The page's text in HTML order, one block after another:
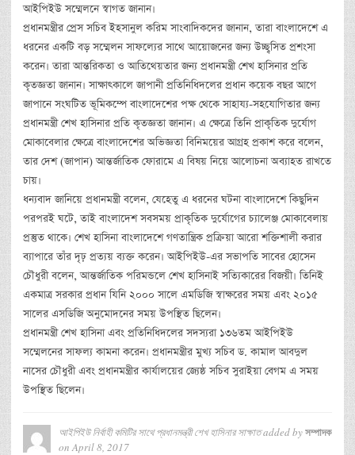
আইপিইউ সম্মেলনে স্বাগত জানান।
প্রধানমন্ত্রীর প্রেস সচিব ইহসানুল করিম সাংবাদিকদের জানান, তারা বাংলাদেশে এ
ধরনের একটি বড় সম্মেলন সাফল্যের সাথে আয়োজনের জন্য উচ্ছ্বসিত প্রশংসা
করেন। তারা আন্তরিকতা ও আতিথেয়তার জন্য প্রধানমন্ত্রী শেখ হাসিনার প্রতি
কৃতজ্ঞতা জানান। সাক্ষাৎকালে জাপানী প্রতিনিধিদলের প্রধান কয়েক বছর আগে
জাপানে সংঘটিত ভূমিকম্পে বাংলাদেশের পক্ষ থেকে সাহায্য-সহযোগিতার জন্য
প্রধানমন্ত্রী শেখ হাসিনার প্রতি কৃতজ্ঞতা জানান। এ ক্ষেত্রে তিনি প্রাকৃতিক দুর্যোগ
মোকাবেলার ক্ষেত্রে বাংলাদেশের অভিজ্ঞতা বিনিময়ের আগ্রহ প্রকাশ করে বলেন,
তার দেশ (জাপান) আন্তর্জাতিক ফোরামে এ বিষয় নিয়ে আলোচনা অব্যাহত রাখতে
চায়।
ধন্যবাদ জানিয়ে প্রধানমন্ত্রী বলেন, যেহেতু এ ধরনের ঘটনা বাংলাদেশে কিছুদিন
পরপরই ঘটে, তাই বাংলাদেশ সবসময় প্রাকৃতিক দুর্যোগের চ্যালেঞ্জ মোকাবেলায়
প্রস্তুত থাকে। শেখ হাসিনা বাংলাদেশে গণতান্ত্রিক প্রক্রিয়া আরো শক্তিশালী করার
ব্যাপারে তাঁর দৃঢ় প্রত্যয় ব্যক্ত করেন। আইপিইউ-এর সভাপতি সাবের হোসেন
চৌধুরী বলেন, আন্তর্জাতিক পরিমন্ডলে শেখ হাসিনাই সত্যিকারের বিজয়ী। তিনিই
একমাত্র সরকার প্রধান যিনি ২০০০ সালে এমডিজি স্বাক্ষরের সময় এবং ২০১৫
সালের এসডিজি অনুমোদনের সময় উপস্থিত ছিলেন।
প্রধানমন্ত্রী শেখ হাসিনা এবং প্রতিনিধিদলের সদস্যরা ১৩৬তম আইপিইউ
সম্মেলনের সাফল্য কামনা করেন। প্রধানমন্ত্রীর মুখ্য সচিব ড. কামাল আবদুল
নাসের চৌধুরী এবং প্রধানমন্ত্রীর কার্যালয়ের জ্যেষ্ঠ সচিব সুরাইয়া বেগম এ সময়
উপস্থিত ছিলেন।
আইপিইউ নির্বাহী কমিটির সাথে প্রধানমন্ত্রী শেখ হাসিনার সাক্ষাতadded by সম্পাদক
onApril 8, 2017